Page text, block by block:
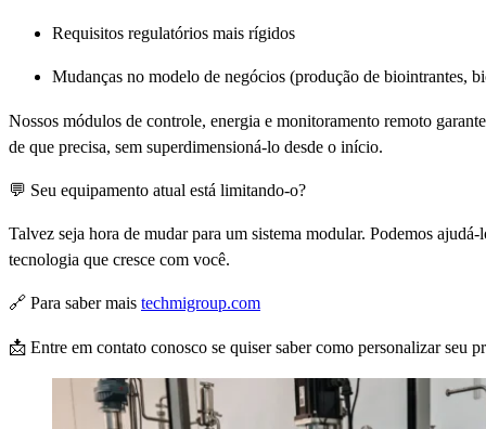
Requisitos regulatórios mais rígidos
Mudanças no modelo de negócios (produção de biointrantes,
Nossos módulos de controle, energia e monitoramento remoto
de que precisa, sem superdimensioná-lo desde o início.
💬 Seu equipamento atual está limitando-o?
Talvez seja hora de mudar para um sistema modular. Podemos
tecnologia que cresce com você.
🔗 Para saber mais techmigroup.com
📩 Entre em contato conosco se quiser saber como personalizar seu